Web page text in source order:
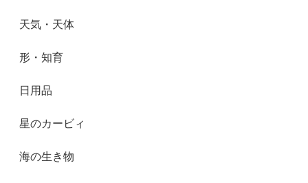
天気・天体
形・知育
日用品
星のカービィ
海の生き物